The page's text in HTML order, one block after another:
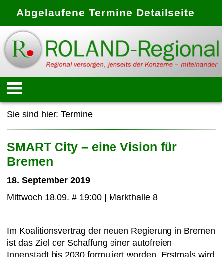
Abgelaufene Termine Detailseite
Startseite
Konzept
Anbieter
Termine
Sie sind hier:Termine
SMART City – eine Vision für
Bremen
18. September 2019
Mittwoch 18.09. # 19:00 | Markthalle 8
Im Koalitionsvertrag der neuen Regierung in Bremen
ist das Ziel der Schaffung einer autofreien
Innenstadt bis 2030 formuliert worden. Erstmals wird